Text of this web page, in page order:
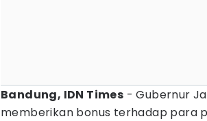
Bandung, IDN Times - Gubernur
memberikan bonus terhadap para